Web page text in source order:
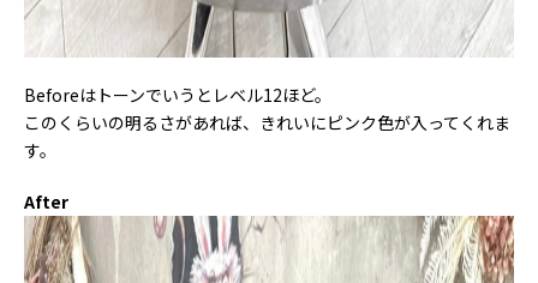
Beforeはトーンでいうとレベル12ほど。
このくらいの明るさがあれば、きれいにピンク色が入ってくれま
す。
After